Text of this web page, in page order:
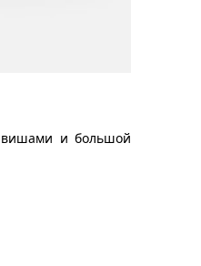
и большой